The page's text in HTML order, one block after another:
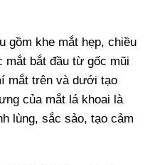
gồm khe mắt hẹp, chiều
mắt bắt đầu từ gốc mũi
mắt trên và dưới tạo
của mắt lá khoai là
lùng, sắc sảo, tạo cảm